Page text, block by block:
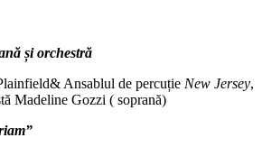
și orchestră
Ansablul de percuție New Jersey,
Madeline Gozzi ( soprană)